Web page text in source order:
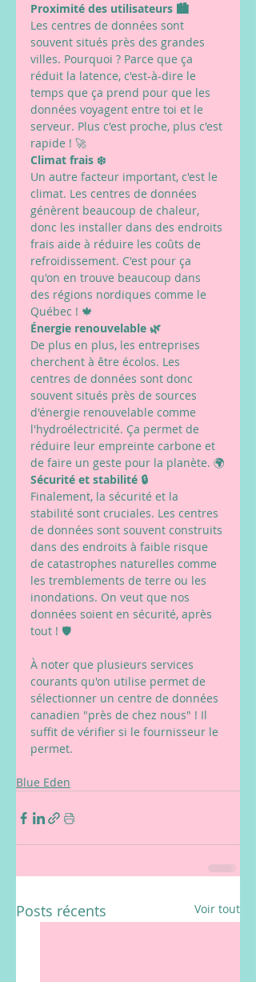
Proximité des utilisateurs 🏙️
Les centres de données sont
souvent situés près des grandes
villes. Pourquoi ? Parce que ça
réduit la latence, c'est-à-dire le
temps que ça prend pour que les
données voyagent entre toi et le
serveur. Plus c'est proche, plus c'est
rapide ! 🚀
Climat frais ❄️
Un autre facteur important, c'est le
climat. Les centres de données
génèrent beaucoup de chaleur,
donc les installer dans des endroits
frais aide à réduire les coûts de
refroidissement. C'est pour ça
qu'on en trouve beaucoup dans
des régions nordiques comme le
Québec ! 🍁
Énergie renouvelable 🌿
De plus en plus, les entreprises
cherchent à être écolos. Les
centres de données sont donc
souvent situés près de sources
d'énergie renouvelable comme
l'hydroélectricité. Ça permet de
réduire leur empreinte carbone et
de faire un geste pour la planète. 🌍
Sécurité et stabilité 🔒
Finalement, la sécurité et la
stabilité sont cruciales. Les centres
de données sont souvent construits
dans des endroits à faible risque
de catastrophes naturelles comme
les tremblements de terre ou les
inondations. On veut que nos
données soient en sécurité, après
tout ! 🛡️
À noter que plusieurs services
courants qu'on utilise permet de
sélectionner un centre de données
canadien "près de chez nous" ! Il
suffit de vérifier si le fournisseur le
permet.
Blue Eden
Posts récents Voir tout